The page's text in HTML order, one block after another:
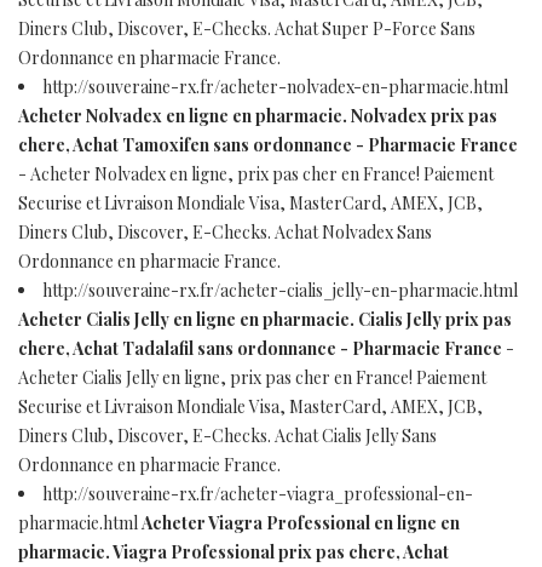
Diners Club, Discover, E-Checks. Achat Super P-Force Sans
Ordonnance en pharmacie France.
http://souveraine-rx.fr/acheter-nolvadex-en-pharmacie.html
Acheter Nolvadex en ligne en pharmacie. Nolvadex prix pas
chere, Achat Tamoxifen sans ordonnance - Pharmacie France
- Acheter Nolvadex en ligne, prix pas cher en France! Paiement
Securise et Livraison Mondiale Visa, MasterCard, AMEX, JCB,
Diners Club, Discover, E-Checks. Achat Nolvadex Sans
Ordonnance en pharmacie France.
http://souveraine-rx.fr/acheter-cialis_jelly-en-pharmacie.html
Acheter Cialis Jelly en ligne en pharmacie. Cialis Jelly prix pas
chere, Achat Tadalafil sans ordonnance - Pharmacie France -
Acheter Cialis Jelly en ligne, prix pas cher en France! Paiement
Securise et Livraison Mondiale Visa, MasterCard, AMEX, JCB,
Diners Club, Discover, E-Checks. Achat Cialis Jelly Sans
Ordonnance en pharmacie France.
http://souveraine-rx.fr/acheter-viagra_professional-en-
pharmacie.htmlAcheter Viagra Professional en ligne en
pharmacie. Viagra Professional prix pas chere, Achat